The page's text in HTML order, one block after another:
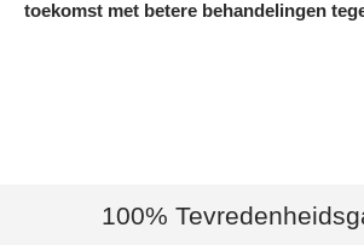
toekomst met betere behandelingen
100%